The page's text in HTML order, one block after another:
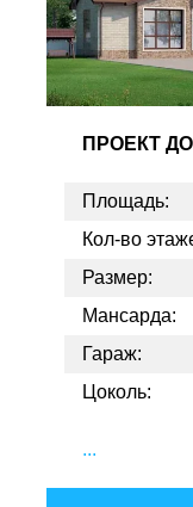
ПРОЕКТ
Площадь:
Кол-во
Размер:
Мансарда:
Гараж:
Цоколь:
...